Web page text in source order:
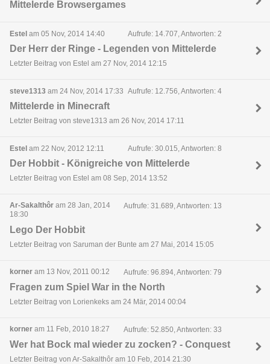
Mittelerde Browsergames
Estel am 05 Nov, 2014 14:40 Aufrufe: 14.707, Antworten: 2
Der Herr der Ringe - Legenden von Mittelerde
Letzter Beitrag von Estel am 27 Nov, 2014 12:15
steve1313 am 24 Nov, 2014 17:33 Aufrufe: 12.756, Antworten: 4
Mittelerde in Minecraft
Letzter Beitrag von steve1313 am 26 Nov, 2014 17:11
Estel am 22 Nov, 2012 12:11 Aufrufe: 30.015, Antworten: 8
Der Hobbit - Königreiche von Mittelerde
Letzter Beitrag von Estel am 08 Sep, 2014 13:52
Ar-Sakalthôr am 28 Jan, 2014
18:30
Aufrufe: 31.689, Antworten: 13
Lego Der Hobbit
Letzter Beitrag von Saruman der Bunte am 27 Mai, 2014 15:05
korner am 13 Nov, 2011 00:12 Aufrufe: 96.894, Antworten: 79
Fragen zum Spiel War in the North
Letzter Beitrag von Lorienkeks am 24 Mär, 2014 00:04
korner am 11 Feb, 2010 18:27 Aufrufe: 52.850, Antworten: 33
Wer hat Bock mal wieder zu zocken? - Conquest
Letzter Beitrag von Ar-Sakalthôr am 10 Feb, 2014 21:30